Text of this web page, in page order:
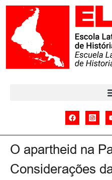
O apartheid na
Considerações